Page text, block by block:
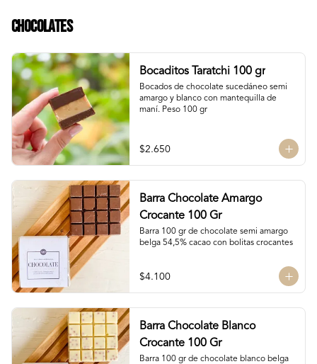
Chocolates
Bocaditos Taratchi 100 gr
Bocados de chocolate sucedáneo semi
amargo y blanco con mantequilla de
maní. Peso 100 gr
$2.650
Barra Chocolate Amargo
Crocante 100 Gr
Barra 100 gr de chocolate semi amargo
belga 54,5% cacao con bolitas crocantes
$4.100
Barra Chocolate Blanco
Crocante 100 Gr
Barra 100 gr de chocolate blanco belga